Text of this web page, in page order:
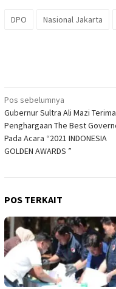
DPO Nasional Jakarta
Navigasi
pos
Pos sebelumnya
Gubernur Sultra Ali Mazi Terima
Penghargaan The Best
Pada Acara “2021 INDONESIA
GOLDEN AWARDS ”
POS TERKAIT